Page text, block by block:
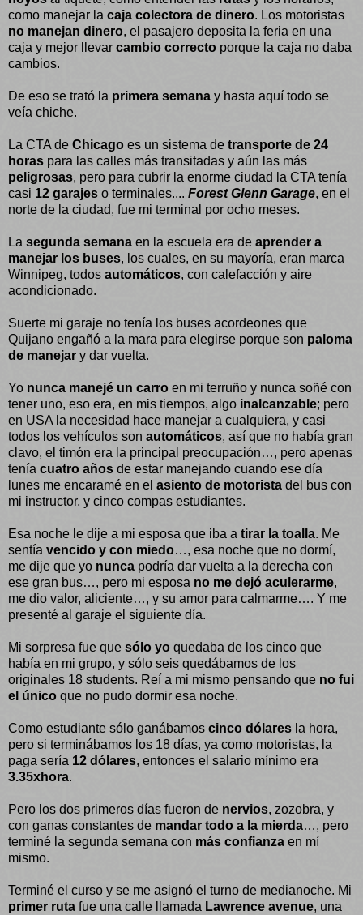
como manejar la caja colectora de dinero. Los motoristas
no manejan dinero, el pasajero deposita la feria en una
caja y mejor llevar cambio correcto porque la caja no daba
cambios.
De eso se trató la primera semana y hasta aquí todo se
veía chiche.
La CTA de Chicago es un sistema de transporte de 24
horas para las calles más transitadas y aún las más
peligrosas, pero para cubrir la enorme ciudad la CTA tenía
casi 12 garajes o terminales.... Forest Glenn Garage, en el
norte de la ciudad, fue mi terminal por ocho meses.
La segunda semana en la escuela era de aprender a
manejar los buses, los cuales, en su mayoría, eran marca
Winnipeg, todos automáticos, con calefacción y aire
acondicionado.
Suerte mi garaje no tenía los buses acordeones que
Quijano engañó a la mara para elegirse porque son paloma
de manejar y dar vuelta.
Yo nunca manejé un carro en mi terruño y nunca soñé con
tener uno, eso era, en mis tiempos, algo inalcanzable; pero
en USA la necesidad hace manejar a cualquiera, y casi
todos los vehículos son automáticos, así que no había gran
clavo, el timón era la principal preocupación…, pero apenas
tenía cuatro años de estar manejando cuando ese día
lunes me encaramé en el asiento de motorista del bus con
mi instructor, y cinco compas estudiantes.
Esa noche le dije a mi esposa que iba a tirar la toalla. Me
sentía vencido y con miedo…, esa noche que no dormí,
me dije que yo nunca podría dar vuelta a la derecha con
ese gran bus…, pero mi esposa no me dejó aculerarme,
me dio valor, aliciente…, y su amor para calmarme…. Y me
presenté al garaje el siguiente día.
Mi sorpresa fue que sólo yo quedaba de los cinco que
había en mi grupo, y sólo seis quedábamos de los
originales 18 students. Reí a mi mismo pensando que no fui
el único que no pudo dormir esa noche.
Como estudiante sólo ganábamos cinco dólares la hora,
pero si terminábamos los 18 días, ya como motoristas, la
paga sería 12 dólares, entonces el salario mínimo era
3.35xhora.
Pero los dos primeros días fueron de nervios, zozobra, y
con ganas constantes de mandar todo a la mierda…, pero
terminé la segunda semana con más confianza en mí
mismo.
Terminé el curso y se me asignó el turno de medianoche. Mi
primer ruta fue una calle llamada Lawrence avenue, una